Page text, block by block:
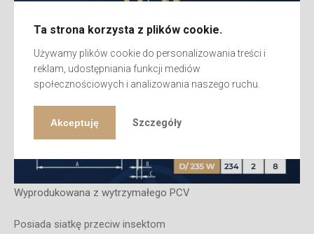
Wyprodukowana z wytrzymałego PCV
Posiada siatkę przeciw insektom
Ta strona korzysta z plików cookie.
Używamy plików cookie do personalizowania treści i
reklam, udostępniania funkcji mediów
społecznościowych i analizowania naszego ruchu.
Akceptuję Szczegóły